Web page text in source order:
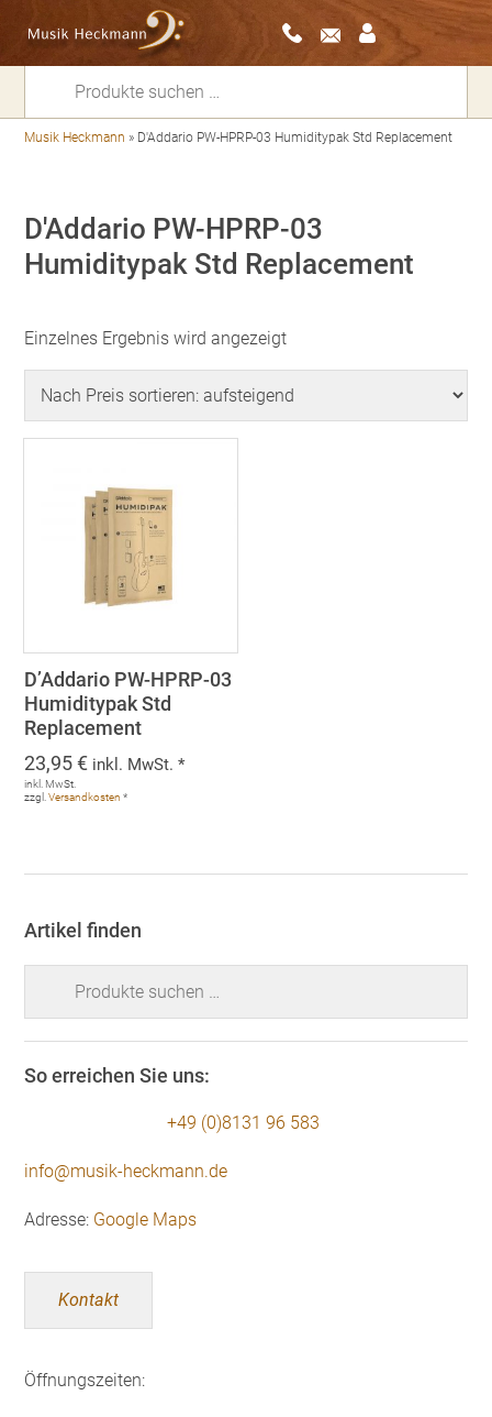
Musik Heckmann » D'Addario PW-HPRP-03 Humiditypak Std Replacement
D'Addario PW-HPRP-03
Humiditypak Std Replacement
Einzelnes Ergebnis wird angezeigt
D’Addario PW-HPRP-03
Humiditypak Std
Replacement
23,95€ inkl. MwSt. *
inkl. MwSt.
zzgl.Versandkosten *
Artikel finden
So erreichen Sie uns:
+49 (0)8131 96 583
info@musik-heckmann.de
Adresse: Google Maps
Kontakt
Öffnungszeiten: